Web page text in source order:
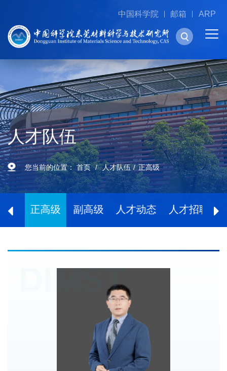
中国科学院 邮箱 ARP
人才队伍
您当前的位置：首页 人才队伍 正高级
士 正高级 副高级 人才动态 人才招聘